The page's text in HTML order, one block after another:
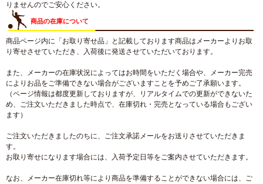
りませんのでご安心ください。
商品の在庫について
商品ページ内に「お取り寄せ品」と記載しております商品はメーカーよりお取
り寄せさせていただき、入荷後に発送させていただいております。
また、メーカーの在庫状況によってはお時間をいただく場合や、メーカー完売
によりお品をご準備できない場合がございますことを予めご了承願います。
（ページ情報は都度更新しておりますが、リアルタイムでの更新ができないた
め、ご注文いただきました時点で、在庫切れ・完売となっている場合もござい
ます）
ご注文いただきましたのちに、ご注文承諾メールをお送りさせていただきま
す。
お取り寄せになります場合には、入荷予定日等をご案内させていただきます。
なお、メーカー在庫切れ等により商品を準備することができない場合には、ご